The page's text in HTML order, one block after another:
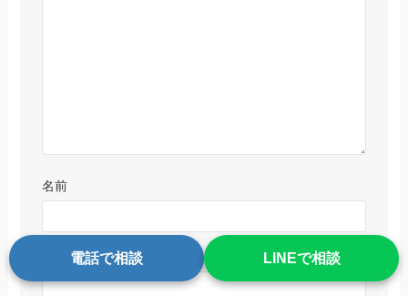
名前
メール電話で相談 LINEで相談